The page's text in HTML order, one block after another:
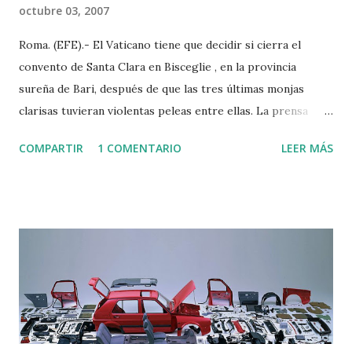
octubre 03, 2007
Roma. (EFE).- El Vaticano tiene que decidir si cierra el
convento de Santa Clara en Bisceglie , en la provincia
sureña de Bari, después de que las tres últimas monjas
clarisas tuvieran violentas peleas entre ellas. La prensa
diócesis de Bisceglie de cerrar el monasterio después de
que ha hecho saber que no se moverá del monasterio hasta
que "el Señor le llame a su lado". La que tenía que ser una
vida apacible para las ancianas clarisas, que viven en máxima
COMPARTIR 1 COMENTARIO LEER MÁS